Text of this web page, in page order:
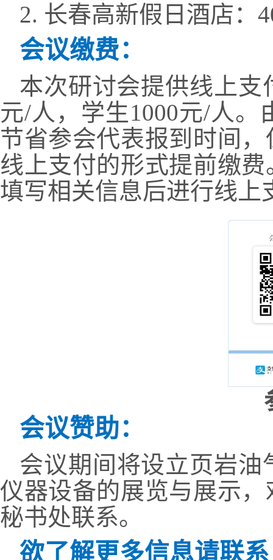
2. 长春高新假日酒店：
会议缴费：
本次研讨会提供线上
元/人，学生1000元/人。
节省参会代表报到时间
线上支付的形式提前缴
填写相关信息后进行线上
会议赞助：
会议期间将设立页岩
仪器设备的展览与展示
秘书处联系。
欲了解更多信息请联